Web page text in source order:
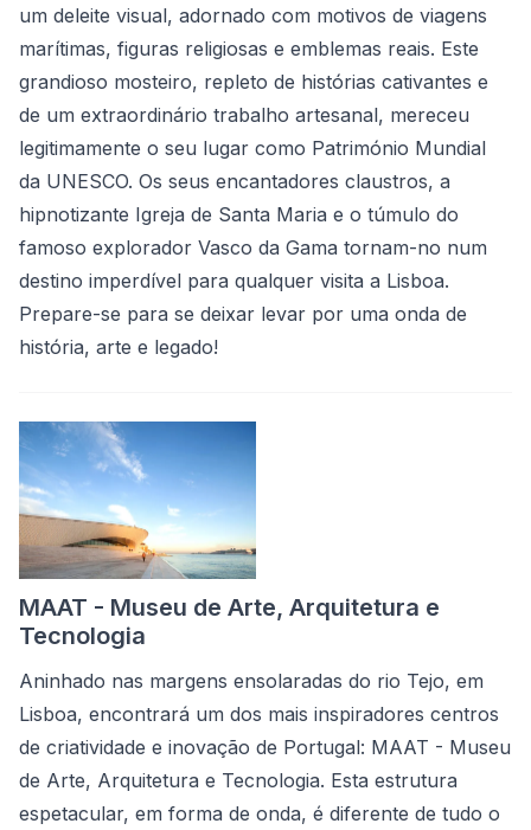
um deleite visual, adornado com motivos de viagens
marítimas, figuras religiosas e emblemas reais. Este
grandioso mosteiro, repleto de histórias cativantes e
de um extraordinário trabalho artesanal, mereceu
legitimamente o seu lugar como Património Mundial
da UNESCO. Os seus encantadores claustros, a
hipnotizante Igreja de Santa Maria e o túmulo do
famoso explorador Vasco da Gama tornam-no num
destino imperdível para qualquer visita a Lisboa.
Prepare-se para se deixar levar por uma onda de
história, arte e legado!
MAAT - Museu de Arte, Arquitetura e
Tecnologia
Aninhado nas margens ensolaradas do rio Tejo, em
Lisboa, encontrará um dos mais inspiradores centros
de criatividade e inovação de Portugal: MAAT - Museu
de Arte, Arquitetura e Tecnologia. Esta estrutura
espetacular, em forma de onda, é diferente de tudo o